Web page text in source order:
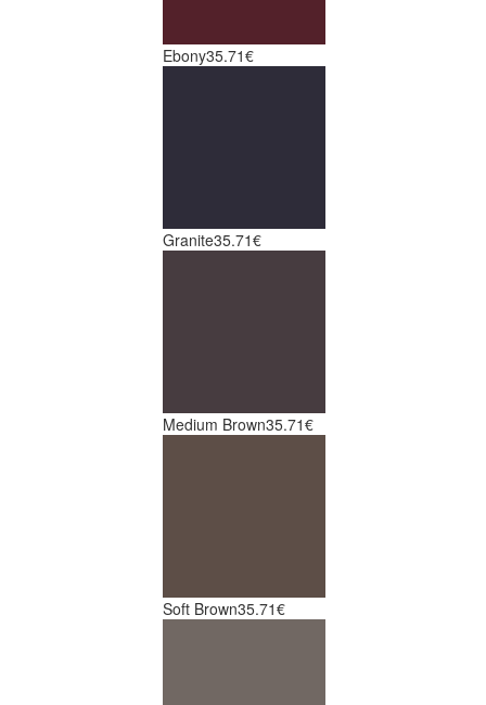
Ebony35.71€
Granite35.71€
Medium Brown35.71€
Soft Brown35.71€